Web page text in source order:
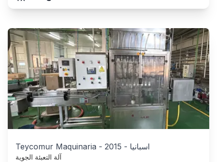
Teycomur Maquinaria - 2015 - اسبانيا
آلة التعبئة الجوية